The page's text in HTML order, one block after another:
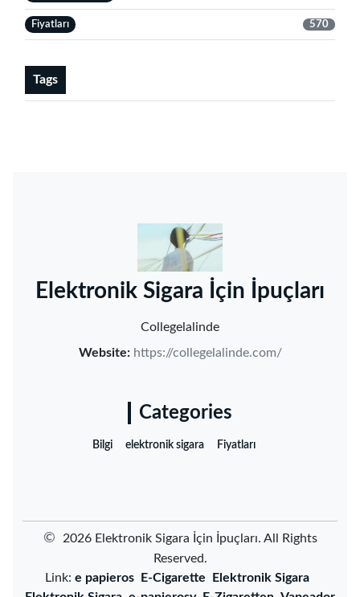
Fiyatları 570
Tags
‌Elektronik Sigara İçin İpuçları‌
Collegelalinde
Website: https://collegelalinde.com/
Categories
Bilgi elektronik sigara Fiyatları
©
2026 ‌Elektronik Sigara İçin İpuçları‌. All Rights
Reserved.
Link: e papieros E-Cigarette
Elektronik Sigara